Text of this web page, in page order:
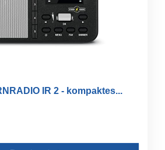
IR 2 - kompaktes...